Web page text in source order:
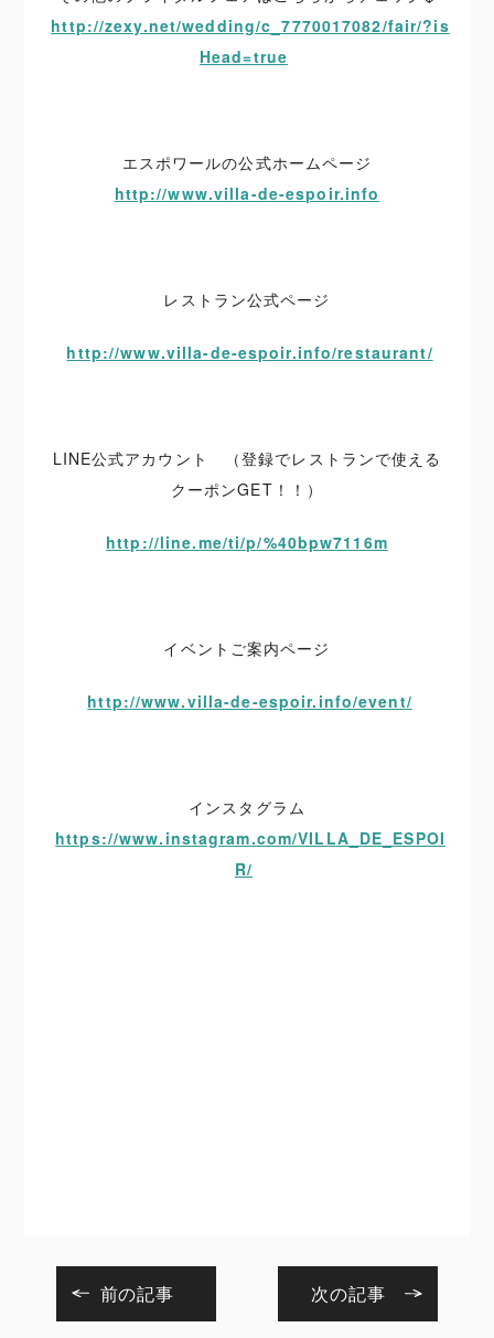
http://zexy.net/wedding/c_7770017082/fair/?is
Head=true
エスポワールの公式ホームページ
http://www.villa-de-espoir.info
レストラン公式ページ
http://www.villa-de-espoir.info/restaurant/
LINE公式アカウント （登録でレストランで使える
クーポンGET！！）
http://line.me/ti/p/%40bpw7116m
イベントご案内ページ
http://www.villa-de-espoir.info/event/
インスタグラム
https://www.instagram.com/VILLA_DE_ESPOI
R/
前の記事 次の記事